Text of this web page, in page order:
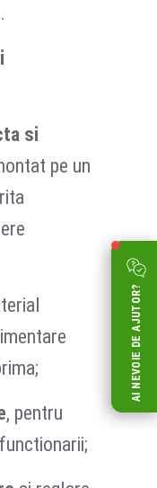
si
pe un
, pentru
AI NEVOIE DE AJUTOR?